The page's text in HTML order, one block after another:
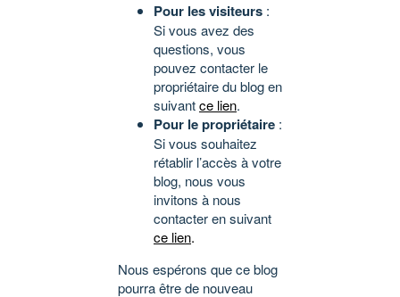
Pour les visiteurs :
Si vous avez des
questions, vous
pouvez contacter le
propriétaire du blog en
suivantce lien.
Pour le propriétaire :
Si vous souhaitez
rétablir l’accès à votre
blog, nous vous
invitons à nous
contacter en suivant
ce lien.
Nous espérons que ce blog
pourra être de nouveau